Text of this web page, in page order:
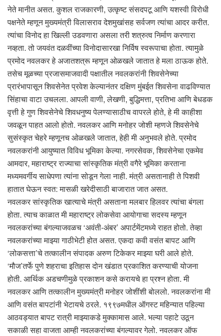
नेते मानीत असत. कुशल राजकारणी, उत्कृष्ट संसदपटू आणि यशस्वी विरोधी
पक्षनेते म्हणून मुख्यमंत्री विलासराव देशमुखांसह सर्वजण त्यांचा आदर करीत.
त्यांचा विनोद हा खिल्ली उडवणारा असला तरी शत्रुत्व निर्माण करणारा
नव्हता. तो जयवंत दळवींच्या विनोदासारखा निर्विष स्वरूपाचा होता. त्यामुळे
प्रमोद नवलकर हे अजातशत्रू म्हणून ओळखले जातात हे मला ठाऊक होते.
तसेच मूळच्या प्रजासमाजवादी पक्षातील नवलकरांनी शिवसेनेच्या
प्रारंभापासून शिवसेनेत प्रवेश केल्यानंतर दक्षिण मुंबईत शिवसेना वाढविण्यात
सिंहाचा वाटा उचलला. आपली वाणी, लेखणी, बुद्धिमत्ता, प्रतिभा आणि बेधडक
वृत्ती हे गुण शिवसेनेचे शिवधनुष्य पेलण्यासाठीच वापरले होते, हे मी काहीशा
जवळून पाहत आलो होतो. नवलकर आणि मनोहर जोशी म्हणजे शिवसेनेचे
सुसंस्कृत चेहरे म्हणूनच ओळखले जातात, हेही मी अनुभवले होते. प्रमोद
नवलकरांनी आयुष्यात विविध भूमिका केल्या. नगरसेवक, शिवसेनेचा एकमेव
आमदार, महाराष्ट्र राज्याचा सांस्कृतिक मंत्री वगैरे भूमिका करताना
मध्यमवर्गीय साधेपणा त्यांना सोडून गेला नाही. मंत्री असतानाही ते पिशवी
हातात घेऊन स्वत: मासळी खरेदीसाठी बाजारात जात असत.
नवलकर सांस्कृतिक खात्याचे मंत्री असताना मलबार हिलवर त्यांचा बंगला
होता. त्याच काळात मी महाराष्ट्र लोकसेवा आयोगाचा सदस्य म्हणून
नवलकरांच्या बंगल्याजवळच ‘अवंती-अंबर’ अपार्टमेंटमध्ये राहत होतो. तेव्हा
नवलकरांच्या माझ्या गाठीभेटी होत असत. एकदा कवी वसंत बापट आणि
‘लोकसत्ता’चे तत्कालीन संपादक अरुण टिकेकर माझ्या घरी आले होते.
‘मौज’तर्फे पुणे शहराचा इतिहास दोन खंडात प्रकाशित करण्याची योजना
होती. आर्थिक अडचणीमुळे प्रकाशन कसे करायचे हा प्रश्न होता. मी
नवलकर आणि तत्कालीन मुख्यमंत्री मनोहर जोशींशी बोललो. नवलकरांना मी
आणि वसंत बापटांनी भेटायचे ठरले. १९९७मधील ऑगस्ट महिन्यात पहिल्या
आठवड्यात बापट रात्री माझ्याकडे मुक्कामास आले. भल्या पहाटे उठून
सकाळी सहा वाजता आम्ही नवलकरांच्या बंगल्यावर गेलो. नवलकर ऑफ